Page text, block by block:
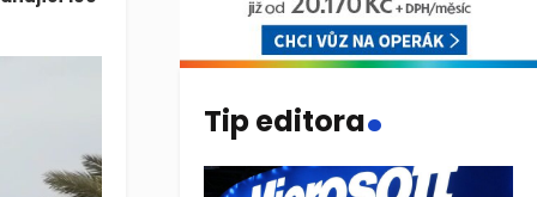
Tip editora.